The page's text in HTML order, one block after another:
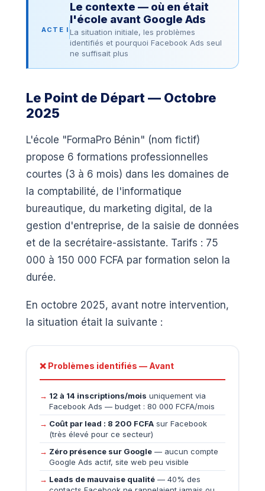
ACTE I
Le contexte — où en était
l'école avant Google Ads
La situation initiale, les problèmes
identifiés et pourquoi Facebook Ads seul
ne suffisait plus
Le Point de Départ — Octobre
2025
L'école "FormaPro Bénin" (nom fictif)
propose 6 formations professionnelles
courtes (3 à 6 mois) dans les domaines de
la comptabilité, de l'informatique
bureautique, du marketing digital, de la
gestion d'entreprise, de la saisie de données
et de la secrétaire-assistante. Tarifs : 75
000 à 150 000 FCFA par formation selon la
durée.
En octobre 2025, avant notre intervention,
la situation était la suivante :
❌ Problèmes identifiés — Avant
12 à 14 inscriptions/mois uniquement via
Facebook Ads — budget : 80 000 FCFA/mois
Coût par lead : 8 200 FCFAsur Facebook
(très élevé pour ce secteur)
Zéro présence sur Google— aucun compte
Google Ads actif, site web peu visible
Leads de mauvaise qualité— 40% des